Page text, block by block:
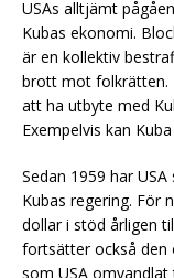
USAs alltjämt
Kubas ekonomi.
är en kollektiv
brott mot folkrätten.
att ha utbyte med
Exempelvis kan
Sedan 1959 har
Kubas regering. För
dollar i stöd årligen
fortsätter också den
som USA